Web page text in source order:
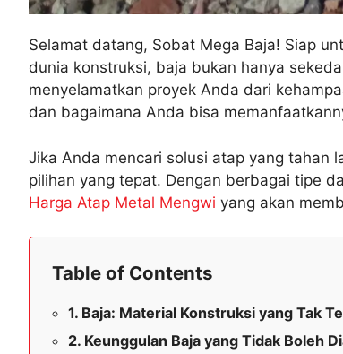
Selamat datang, Sobat Mega Baja! Siap
dunia konstruksi, baja bukan hanya
menyelamatkan proyek Anda dari
dan bagaimana Anda bisa
Jika Anda mencari solusi atap yang tahan
pilihan yang tepat. Dengan berbagai tipe
Harga Atap Metal Mengwi yang akan
Table of Contents
Baja: Material Konstruksi yang Tak
Keunggulan Baja yang Tidak Boleh